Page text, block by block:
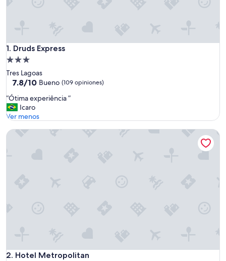
1. Druds Express
Druds Express
Propiedad
de
3.0
estrellas
Tres Lagoas
7.8
10,
Bueno,
(109
opiniones)
7.8/10 Bueno (109 opiniones)
“
Ó
t
m
”
“Ótima experiência ”
Icaro
Ver menos
2. Hotel Metropolitan
Hotel Metropolitan
Hotel Metropolitan